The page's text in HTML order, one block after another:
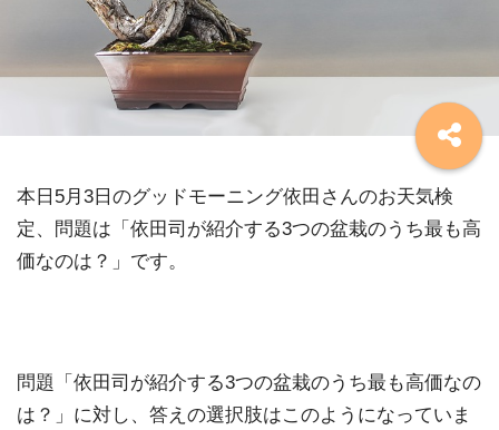
本日5月3日のグッドモーニング依田さんのお天気検
定、問題は「依田司が紹介する3つの盆栽のうち最も高
価なのは？」です。
問題「依田司が紹介する3つの盆栽のうち最も高価なの
は？」に対し、答えの選択肢はこのようになっていま